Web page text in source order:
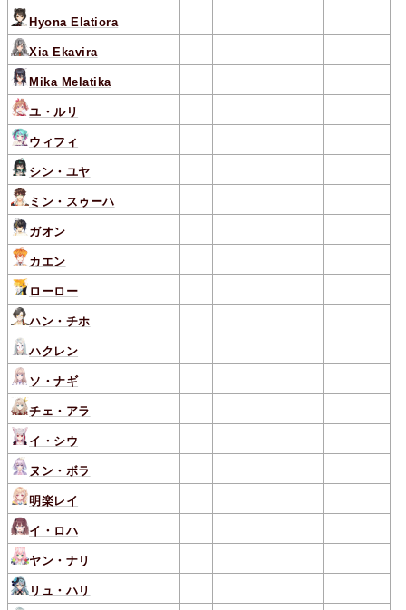
Hyona Elatiora
Xia Ekavira
Mika Melatika
ユ・ルリ
ウィフィ
シン・ユヤ
ミン・スゥーハ
ガオン
カエン
ローロー
ハン・チホ
ハクレン
ソ・ナギ
チェ・アラ
イ・シウ
ヌン・ボラ
明楽レイ
イ・ロハ
ヤン・ナリ
リュ・ハリ